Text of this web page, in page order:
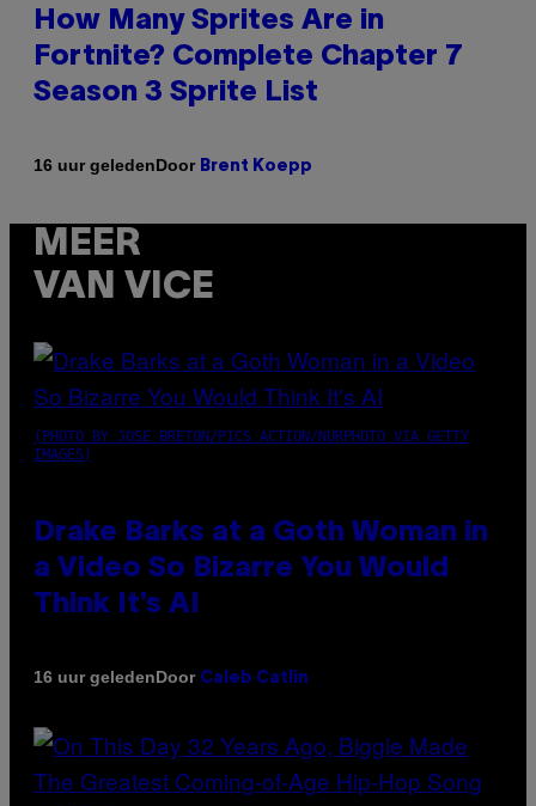
How Many Sprites Are in
Fortnite? Complete Chapter 7
Season 3 Sprite List
16 uur geledenDoor Brent Koepp
MEER
VAN VICE
(PHOTO BY JOSE BRETON/PICS ACTION/NURPHOTO VIA GETTY
IMAGES)
Drake Barks at a Goth Woman in
a Video So Bizarre You Would
Think It’s AI
16 uur geledenDoor Caleb Catlin